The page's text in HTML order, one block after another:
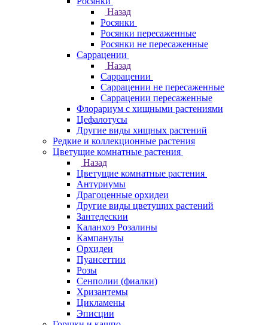
Назад
Росянки
Росянки пересаженные
Росянки не пересаженные
Саррацении
Назад
Саррацении
Саррацении не пересаженные
Саррацении пересаженные
Флорариум с хищными растениями
Цефалотусы
Другие виды хищных растений
Редкие и коллекционные растения
Цветущие комнатные растения
Назад
Цветущие комнатные растения
Антуриумы
Драгоценные орхидеи
Другие виды цветущих растений
Зантедескии
Каланхоэ Розалины
Кампанулы
Орхидеи
Пуансеттии
Розы
Сенполии (фиалки)
Хризантемы
Цикламены
Эписции